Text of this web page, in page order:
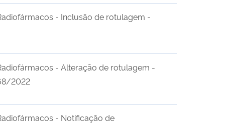
- Inclusão de rotulagem -
- Alteração de rotulagem -
2022
- Notificação de